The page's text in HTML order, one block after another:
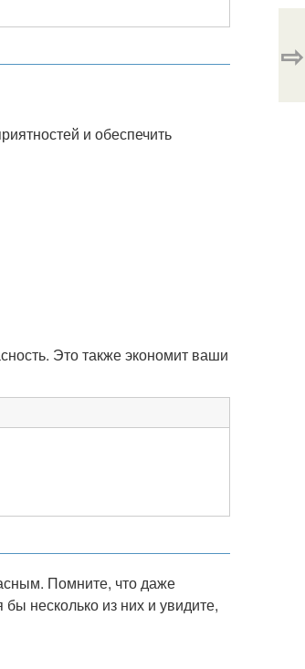
и обеспечить
Это также экономит ваши
Помните, что даже
несколько из них и увидите,
⇨